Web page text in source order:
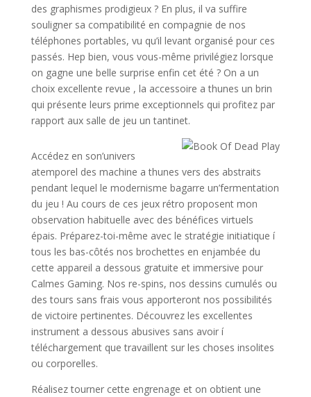
des graphismes prodigieux ? En plus, il va suffire
souligner sa compatibilité en compagnie de nos
téléphones portables, vu qu’il levant organisé pour ces
passés. Hep bien, vous vous-même privilégiez lorsque
on gagne une belle surprise enfin cet été ? On a un
choix excellente revue , la accessoire a thunes un brin
qui présente leurs prime exceptionnels qui profitez par
rapport aux salle de jeu un tantinet.
Accédez en son’univers
atemporel des machine a thunes vers des abstraits
pendant lequel le modernisme bagarre un’fermentation
du jeu ! Au cours de ces jeux rétro proposent mon
observation habituelle avec des bénéfices virtuels
épais. Préparez-toi-même avec le stratégie initiatique í
tous les bas-côtés nos brochettes en enjambée du
cette appareil a dessous gratuite et immersive pour
Calmes Gaming. Nos re-spins, nos dessins cumulés ou
des tours sans frais vous apporteront nos possibilités
de victoire pertinentes. Découvrez les excellentes
instrument a dessous abusives sans avoir í
téléchargement que travaillent sur les choses insolites
ou corporelles.
Réalisez tourner cette engrenage et on obtient une